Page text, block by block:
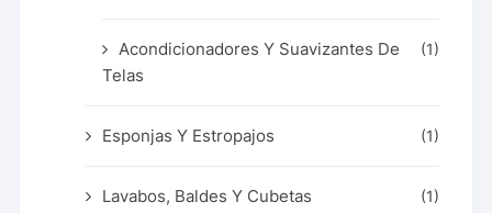
Acondicionadores Y Suavizantes De
Telas
(1)
Esponjas Y Estropajos (1)
Lavabos, Baldes Y Cubetas (1)